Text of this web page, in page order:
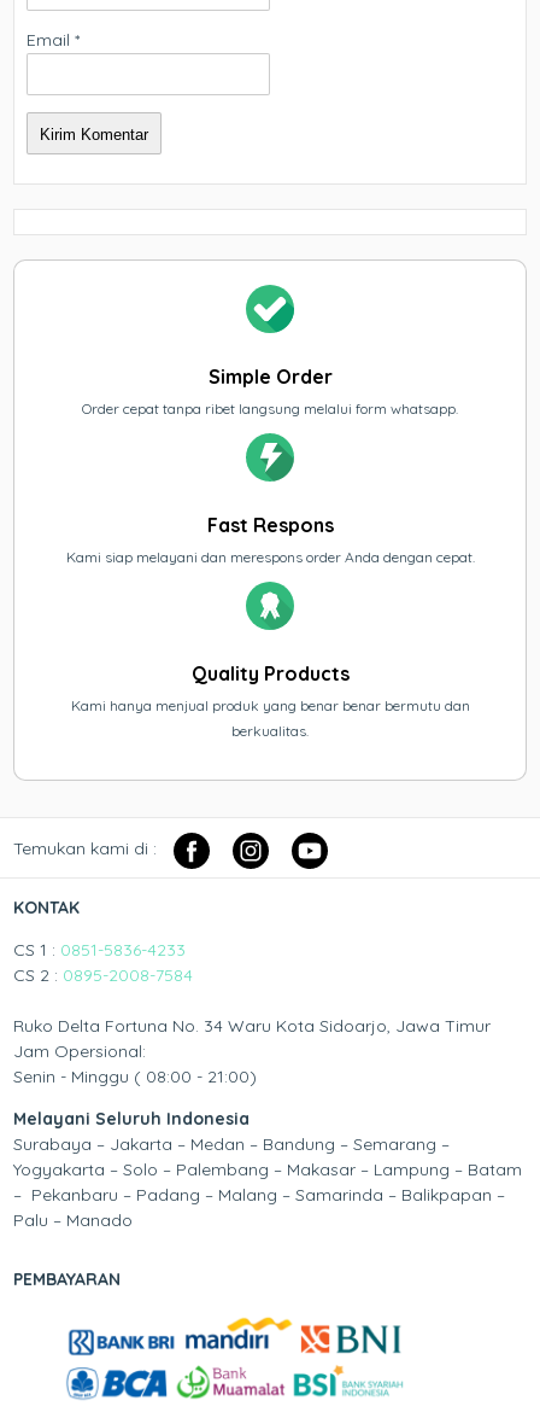
Email*
Simple Order
Order cepat tanpa ribet langsung melalui form whatsapp.
Fast Respons
Kami siap melayani dan merespons order Anda dengan cepat.
Quality Products
Kami hanya menjual produk yang benar benar bermutu dan
berkualitas.
Temukan kami di :
KONTAK
CS 1 : 0851-5836-4233
CS 2 : 0895-2008-7584
Ruko Delta Fortuna No. 34 Waru Kota Sidoarjo, Jawa Timur
Jam Opersional:
Senin - Minggu ( 08:00 - 21:00)
Melayani Seluruh Indonesia
Surabaya – Jakarta – Medan – Bandung – Semarang –
Yogyakarta – Solo – Palembang – Makasar – Lampung – Batam
– Pekanbaru – Padang – Malang – Samarinda – Balikpapan –
Palu – Manado
PEMBAYARAN